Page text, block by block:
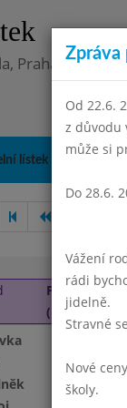
Praha 4, Na
lístek
Pondělí 3. 3.
(11:30 - 13:45)
Zpráva
Od 22.6.
z důvodu
může si
Do 28.6.
Vážení
rádi
jidelně.
Stravné
Nové
školy.